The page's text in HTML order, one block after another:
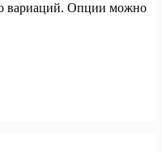
вариаций. Опции можно